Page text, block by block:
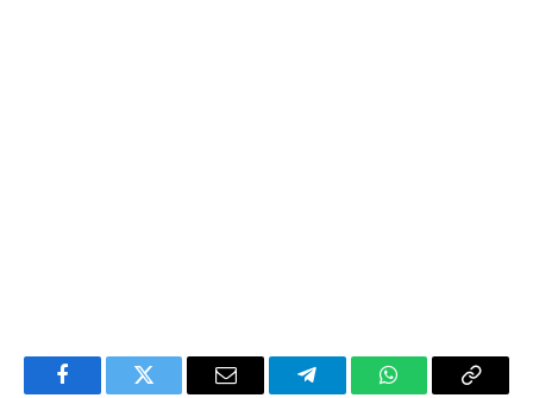
FacebookTwitter Email TelegramWhatsAppCopy